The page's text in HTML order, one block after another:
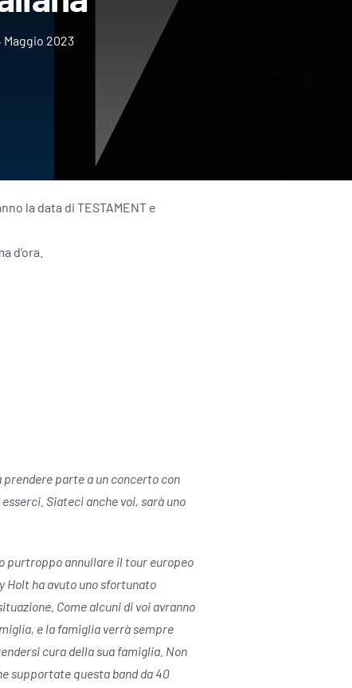
Maggio 2023
la data di TESTAMENT e
d’ora.
prendere parte a un concerto con
Siateci anche voi, sarà uno
purtroppo annullare il tour europeo
Holt ha avuto uno sfortunato
Come alcuni di voi avranno
e la famiglia verrà sempre
cura della sua famiglia. Non
supportate questa band da 40